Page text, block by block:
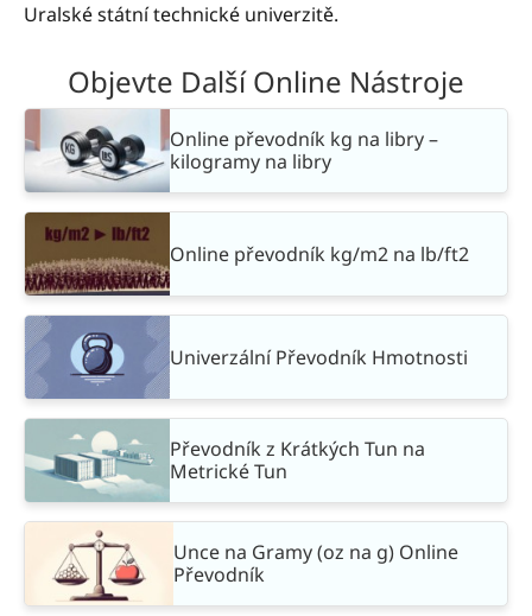
Uralské státní technické univerzitě.
Objevte Další Online Nástroje
Online převodník kg na libry –
kilogramy na libry
Online převodník kg/m2 na lb/ft2
Univerzální Převodník Hmotnosti
Převodník z Krátkých Tun na
Metrické Tun
Unce na Gramy (oz na g) Online
Převodník